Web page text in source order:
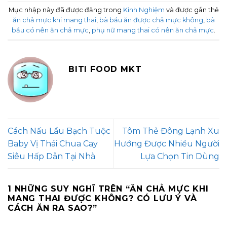
Mục nhập này đã được đăng trong Kinh Nghiệm và được gắn thẻ
ăn chả mực khi mang thai, bà bầu ăn được chả mực không, bà
bầu có nên ăn chả mực, phụ nữ mang thai có nên ăn chả mực.
BITI FOOD MKT
Cách Nấu Lẩu Bạch Tuộc
Baby Vị Thái Chua Cay
Siêu Hấp Dẫn Tại Nhà
Tôm Thẻ Đông Lạnh Xu
Hướng Được Nhiều Người
Lựa Chọn Tin Dùng
1 NHỮNG SUY NGHĨ TRÊN “ĂN CHẢ MỰC KHI
MANG THAI ĐƯỢC KHÔNG? CÓ LƯU Ý VÀ
CÁCH ĂN RA SAO?”